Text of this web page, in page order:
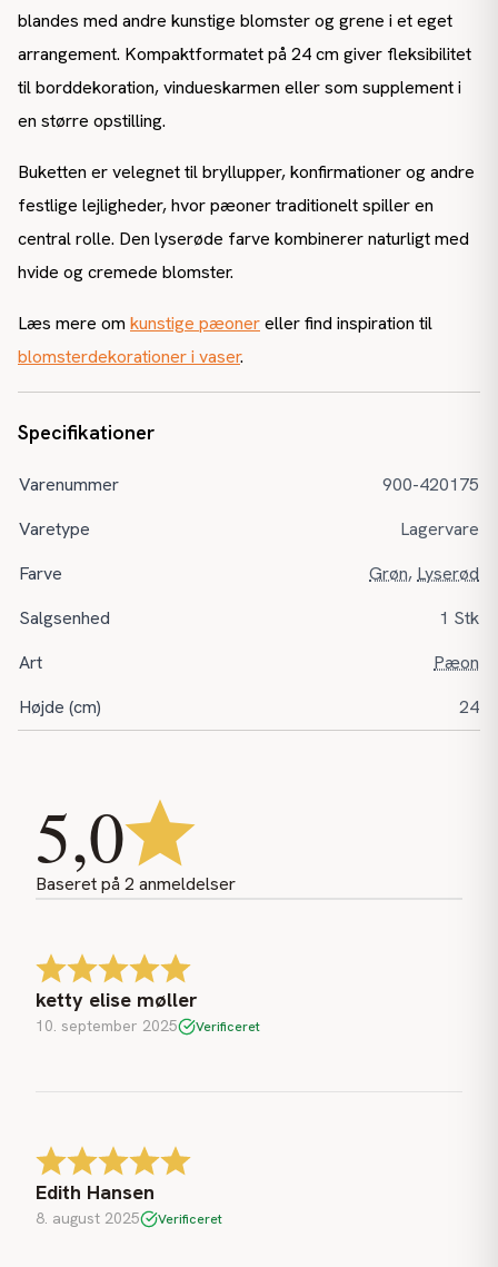
blandes med andre kunstige blomster og grene i et eget
arrangement. Kompaktformatet på 24 cm giver fleksibilitet
til borddekoration, vindueskarmen eller som supplement i
en større opstilling.
Buketten er velegnet til bryllupper, konfirmationer og andre
festlige lejligheder, hvor pæoner traditionelt spiller en
central rolle. Den lyserøde farve kombinerer naturligt med
hvide og cremede blomster.
Læs mere om kunstige pæonereller find inspiration til
blomsterdekorationer i vaser.
Specifikationer
Varenummer
900-420175
Varetype
Lagervare
Farve
Grøn, Lyserød
Salgsenhed
1 Stk
Art
Pæon
Højde (cm)
24
5,0
Baseret på 2 anmeldelser
ketty elise møller
10. september 2025 Verificeret
Edith Hansen
8. august 2025 Verificeret